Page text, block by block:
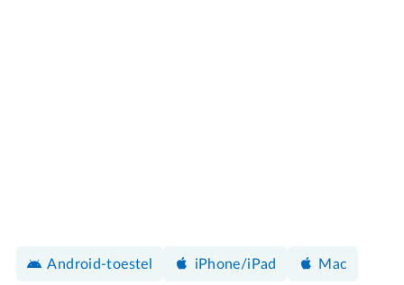
Android-toestel iPhone/iPad Mac